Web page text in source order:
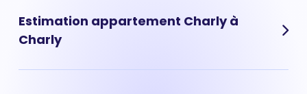
Estimation appartement Charly à
Charly